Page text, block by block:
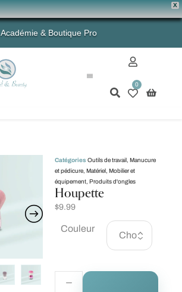
X
💗
Académie & Boutique Pro
0
Catégories Outils de travail Manucure
et pédicure Matériel Mobilier et
équipement Produits d'ongles
Houpette
$9.99
Couleur